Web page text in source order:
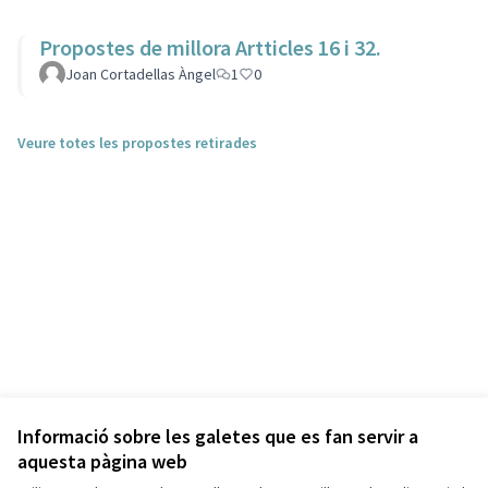
Informació sobre les galetes que es fan servir a
aquesta pàgina web
Propostes de millora Artticles 16 i 32.
Joan Cortadellas Àngel 1 0
Veure totes les propostes retirades